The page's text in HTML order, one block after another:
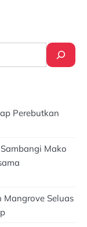
Perebutkan
Mako
Mangrove Seluas